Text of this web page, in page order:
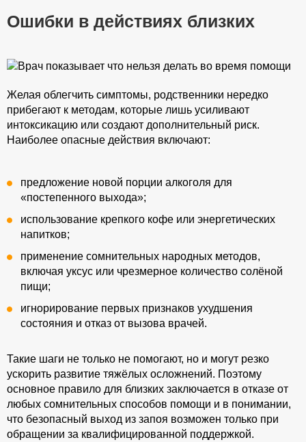
Ошибки в действиях близких
Желая облегчить симптомы, родственники нередко
прибегают к методам, которые лишь усиливают
интоксикацию или создают дополнительный риск.
Наиболее опасные действия включают:
предложение новой порции алкоголя для
«постепенного выхода»;
использование крепкого кофе или энергетических
напитков;
применение сомнительных народных методов,
включая уксус или чрезмерное количество солёной
пищи;
игнорирование первых признаков ухудшения
состояния и отказ от вызова врачей.
Такие шаги не только не помогают, но и могут резко
ускорить развитие тяжёлых осложнений. Поэтому
основное правило для близких заключается в отказе от
любых сомнительных способов помощи и в понимании,
что безопасный выход из запоя возможен только при
обращении за квалифицированной поддержкой.